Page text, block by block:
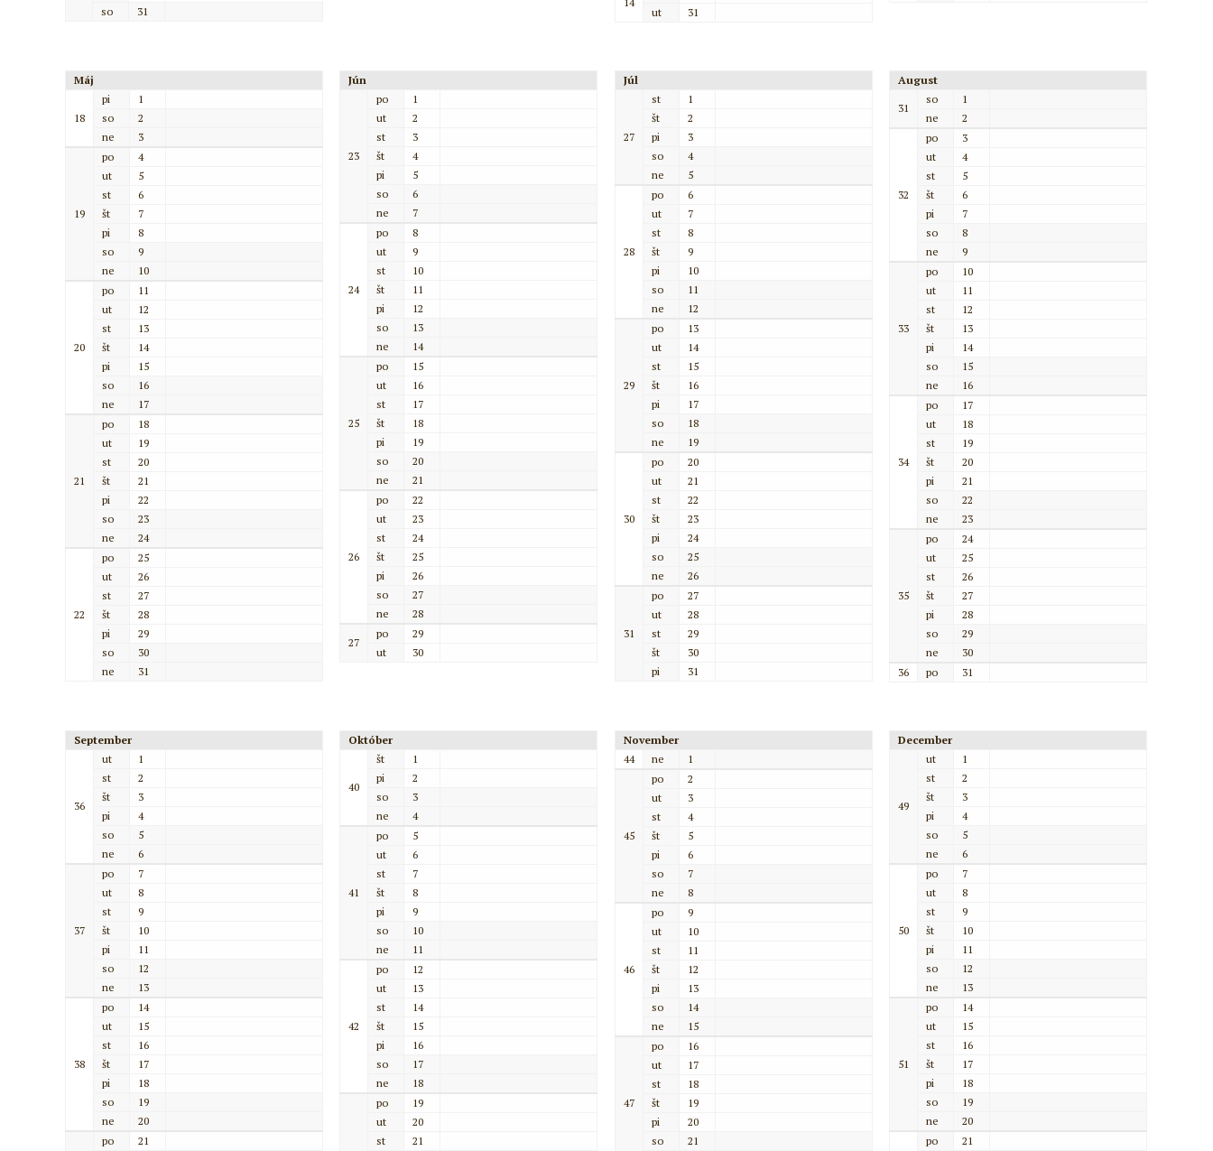
so
31
ut
31
Máj
18
pi
1
so
2
ne
3
19
po
4
ut
5
st
6
št
7
pi
8
so
9
ne
10
20
po
11
ut
12
st
13
št
14
pi
15
so
16
ne
17
21
po
18
ut
19
st
20
št
21
pi
22
so
23
ne
24
22
po
25
ut
26
st
27
št
28
pi
29
so
30
ne
31
Jún
23
po
1
ut
2
st
3
št
4
pi
5
so
6
ne
7
24
po
8
ut
9
st
10
št
11
pi
12
so
13
ne
14
25
po
15
ut
16
st
17
št
18
pi
19
so
20
ne
21
26
po
22
ut
23
st
24
št
25
pi
26
so
27
ne
28
27
po
29
ut
30
Júl
27
st
1
št
2
pi
3
so
4
ne
5
28
po
6
ut
7
st
8
št
9
pi
10
so
11
ne
12
29
po
13
ut
14
st
15
št
16
pi
17
so
18
ne
19
30
po
20
ut
21
st
22
št
23
pi
24
so
25
ne
26
31
po
27
ut
28
st
29
št
30
pi
31
August
31
so
1
ne
2
32
po
3
ut
4
st
5
št
6
pi
7
so
8
ne
9
33
po
10
ut
11
st
12
št
13
pi
14
so
15
ne
16
34
po
17
ut
18
st
19
št
20
pi
21
so
22
ne
23
35
po
24
ut
25
st
26
št
27
pi
28
so
29
ne
30
36
po 31
September
36
ut
1
st
2
št
3
pi
4
so
5
ne
6
37
po
7
ut
8
st
9
št
10
pi
11
so
12
ne
13
38
po
14
ut
15
st
16
št
17
pi
18
so
19
ne
20
po
21
Október
40
št
1
pi
2
so
3
ne
4
41
po
5
ut
6
st
7
št
8
pi
9
so
10
ne
11
42
po
12
ut
13
st
14
št
15
pi
16
so
17
ne
18
po
19
ut
20
st
21
November
44
ne 1
45
po
2
ut
3
st
4
št
5
pi
6
so
7
ne
8
46
po
9
ut
10
st
11
št
12
pi
13
so
14
ne
15
47
po
16
ut
17
st
18
št
19
pi
20
so
21
December
49
ut
1
st
2
št
3
pi
4
so
5
ne
6
50
po
7
ut
8
st
9
št
10
pi
11
so
12
ne
13
51
po
14
ut
15
st
16
št
17
pi
18
so
19
ne
20
po
21